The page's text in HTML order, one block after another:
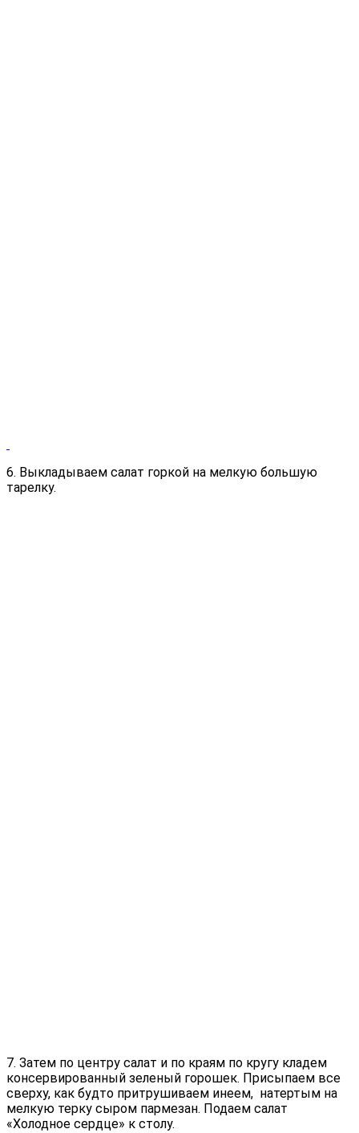
6. Выкладываем салат горкой на мелкую большую
тарелку.
7. Затем по центру салат и по краям по кругу кладем
консервированный зеленый горошек. Присыпаем все
сверху, как будто притрушиваем инеем, натертым на
мелкую терку сыром пармезан. Подаем салат
«Холодное сердце» к столу.